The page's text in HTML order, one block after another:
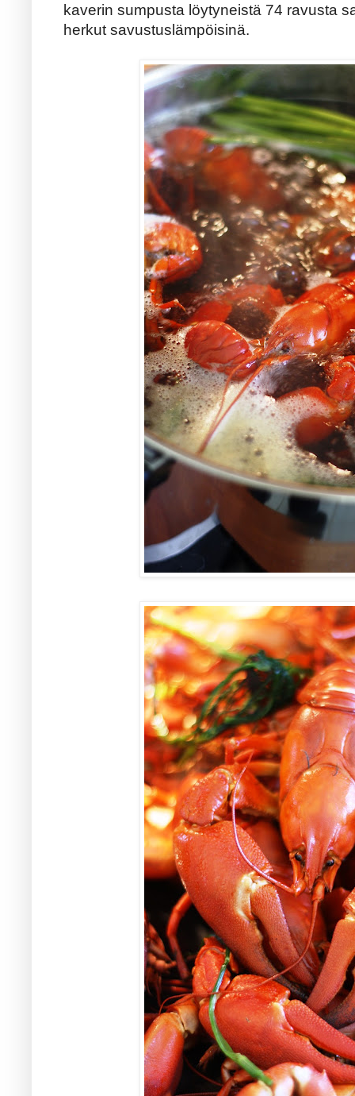
kaverin sumpusta löytyneistä 74 ravusta
herkut savustuslämpöisinä.